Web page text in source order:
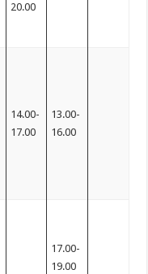
20.00
14.00-
17.00
13.00-
16.00
17.00-
19.00